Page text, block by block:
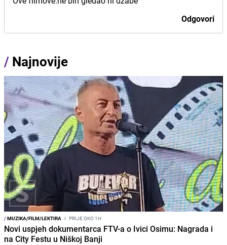
Odgovori
/ Najnovije
/MUZIKA/FILM/LEKTIRA I PRIJE OKO 1H
Novi uspjeh dokumentarca FTV-a o Ivici Osimu: Nagrada i
na City Festu u Niškoj Banji